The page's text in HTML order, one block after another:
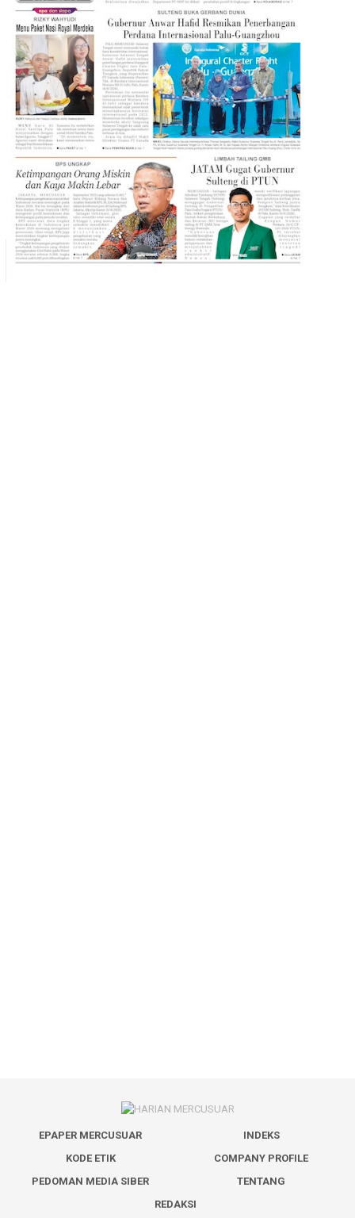
EPAPER MERCUSUAR
INDEKS
KODE ETIK
COMPANY PROFILE
PEDOMAN MEDIA SIBER
TENTANG
REDAKSI